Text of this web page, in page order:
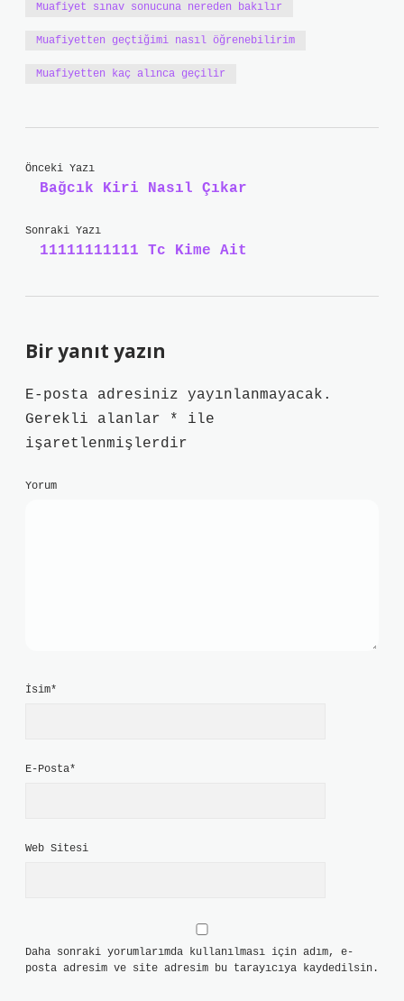
Muafiyet sınav sonucuna nereden bakılır
Muafiyetten geçtiğimi nasıl öğrenebilirim
Muafiyetten kaç alınca geçilir
Önceki Yazı
Bağcık Kiri Nasıl Çıkar
Sonraki Yazı
11111111111 Tc Kime Ait
Bir yanıt yazın
E-posta adresiniz yayınlanmayacak.
Gerekli alanlar
*
ile
işaretlenmişlerdir
Yorum
İsim*
E-Posta*
Web Sitesi
Daha sonraki yorumlarımda kullanılması için adım, e-
posta adresim ve site adresim bu tarayıcıya kaydedilsin.